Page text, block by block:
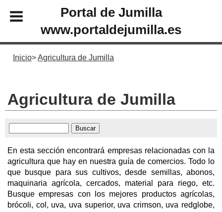
Portal de Jumilla
www.portaldejumilla.es
Inicio Agricultura de Jumilla
Agricultura de Jumilla
En esta sección encontrará empresas relacionadas con la
agricultura que hay en nuestra guía de comercios. Todo lo
que busque para sus cultivos, desde semillas, abonos,
maquinaria agrícola, cercados, material para riego, etc.
Busque empresas con los mejores productos agrícolas,
brócoli, col, uva, uva superior, uva crimson, uva redglobe,